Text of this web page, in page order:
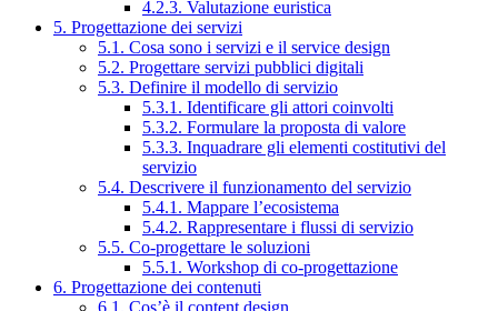
4.2.3. Valutazione euristica
5. Progettazione dei servizi
5.1. Cosa sono i servizi e il service design
5.2. Progettare servizi pubblici digitali
5.3. Definire il modello di servizio
5.3.1. Identificare gli attori coinvolti
5.3.2. Formulare la proposta di valore
5.3.3. Inquadrare gli elementi costitutivi del
servizio
5.4. Descrivere il funzionamento del servizio
5.4.1. Mappare l’ecosistema
5.4.2. Rappresentare i flussi di servizio
5.5. Co-progettare le soluzioni
5.5.1. Workshop di co-progettazione
6. Progettazione dei contenuti
6.1. Cos’è il content design